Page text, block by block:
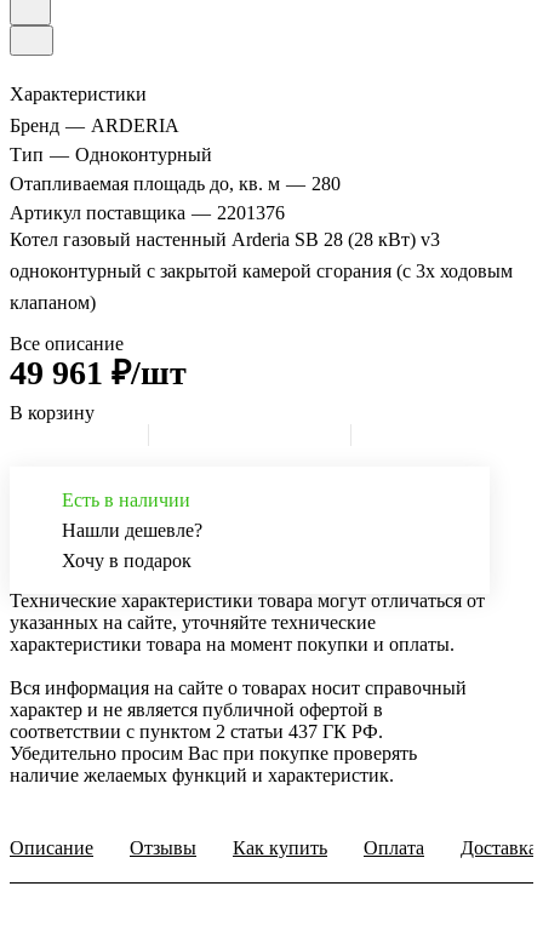
Характеристики
Бренд — ARDERIA
Тип — Одноконтурный
Отапливаемая площадь до, кв. м — 280
Артикул поставщика — 2201376
Котел газовый настенный Arderia SB 28 (28 кВт) v3
одноконтурный с закрытой камерой сгорания (с 3х ходовым
клапаном)
Все описание
49 961 ₽/шт
В корзину
Есть в наличии
Нашли дешевле?
Хочу в подарок
Технические характеристики товара могут отличаться от
указанных на сайте, уточняйте технические
характеристики товара на момент покупки и оплаты.
Вся информация на сайте о товарах носит справочный
характер и не является публичной офертой в
соответствии с пунктом 2 статьи 437 ГК РФ.
Убедительно просим Вас при покупке проверять
наличие желаемых функций и характеристик.
Описание Отзывы Как купить Оплата Доставка